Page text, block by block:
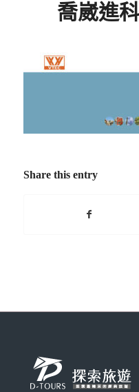
喬崴進
Share this entry